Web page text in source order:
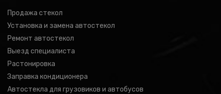
Продажа стекол
Установка и замена автостекол
Ремонт автостекол
Выезд специалиста
Растонировка
Заправка кондиционера
Автостекла для грузовиков и автобусов